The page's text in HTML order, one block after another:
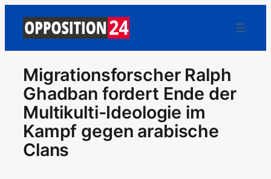
Migrationsforscher Ralph
Ghadban fordert Ende der
Multikulti-Ideologie im
Kampf gegen arabische
Clans